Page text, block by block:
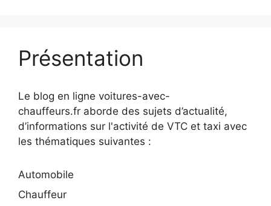
Présentation
Le blog en ligne voitures-avec-
chauffeurs.fr aborde des sujets d’actualité,
d’informations sur l'activité de VTC et taxi avec
les thématiques suivantes :
Automobile
Chauffeur